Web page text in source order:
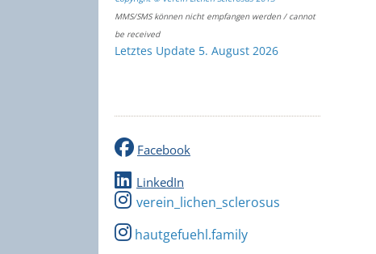
MMS/SMS können nicht empfangen werden / cannot
be received
Letztes Update 5. August 2026
Facebook
LinkedIn
verein_lichen_sclerosus
hautgefuehl.family